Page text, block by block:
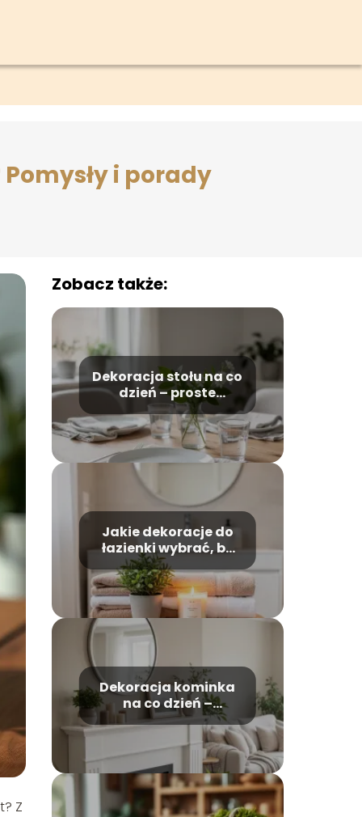
i porady
Z
Zobacz także:
Dekoracja stołu na co
dzień – proste
pomysły krok po
kroku
Jakie dekoracje do
łazienki wybrać, by
była przytulna?
Dekoracja kominka
na co dzień –
pomysły, inspiracje,